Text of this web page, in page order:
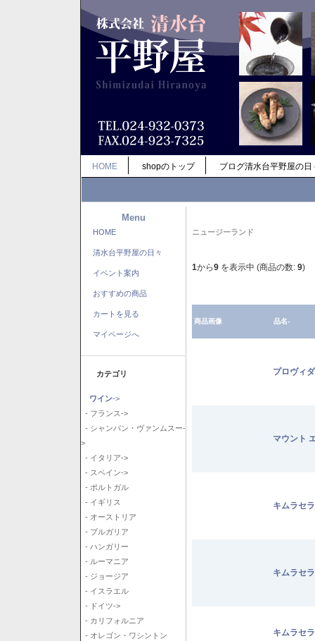
HOME shopのトップ ブログ清水台平野屋の日
Menu
HOME
清水台平野屋の日々
イベント案内
おすすめの商品
カートを見る
マイページへ
カテゴリ
ワイン->
- フランス->
- シャンパン・ヴァンムスー-
>
- イタリア->
- スペイン->
- ポルトガル
- イギリス
- オーストリア
- ブルガリア
- ハンガリー
- ルーマニア
- ジョージア
- イスラエル
- ドイツ->
- カリフォルニア
- オレゴン・ワシントン
ニュージーランド
1から9 を表示中 (商品の数: 9)
商品画像 品名-
プロヴィ
マウント
キムラセ
キムラセ
キムラセ